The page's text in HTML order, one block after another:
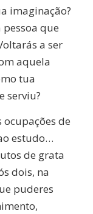
imaginação?
que
a ser
aquela
tua
serviu?
de
estudo…
de grata
dois, na
puderes